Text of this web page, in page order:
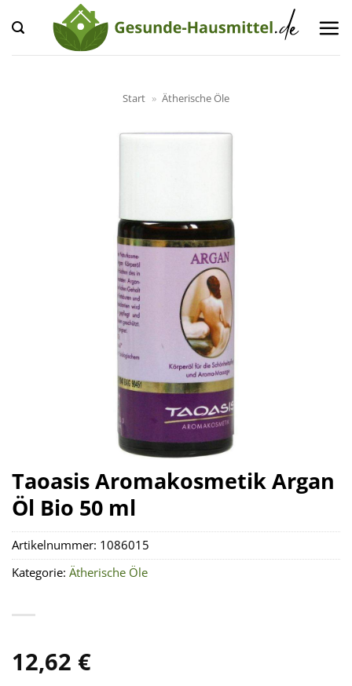
Inhalt
springen
Start » Ätherische Öle
Taoasis Aromakosmetik Argan
Öl Bio 50 ml
12,62 €
Artikelnummer: 1086015
Kategorie: Ätherische Öle